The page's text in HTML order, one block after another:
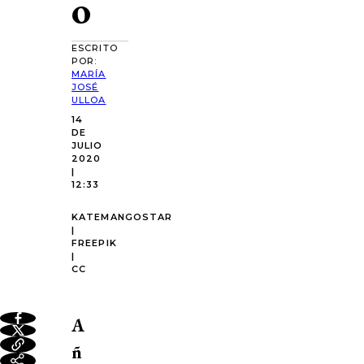
ESCRITO
POR:
MARÍA
JOSÉ
ULLOA
14
DE
JULIO
2020
|
12:33
KATEMANGOSTAR
|
FREEPIK
|
CC
A
ñ